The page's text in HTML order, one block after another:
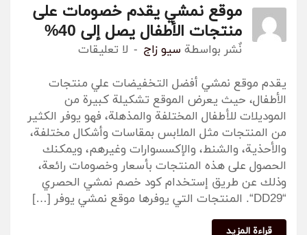
موقع نمشي يقدم خصومات على
منتجات الأطفال يصل إلى 40%
نٌشر بواسطة سيو زاج لا تعليقات
يقدم موقع نمشي أفضل التخفيضات علي منتجات
الأطفال، حيث يعرض الموقع تشكيلة كبيرة من
الموديلات للأطفال المختلفة والمذهلة، فهو يوفر الكثير
من المنتجات مثل الملابس بمقاسات وأشكال مختلفة،
والأحذية، والشنط، والإكسسوارات وغيرهم، ويمكنك
الحصول على هذه المنتجات بأسعار وخصومات رائعة،
وذلك عن طريق إستخدام كود خصم نمشي الحصري
“DD29“. المنتجات التي يوفرها موقع نمشي يوفر […]
قراءة المزيد